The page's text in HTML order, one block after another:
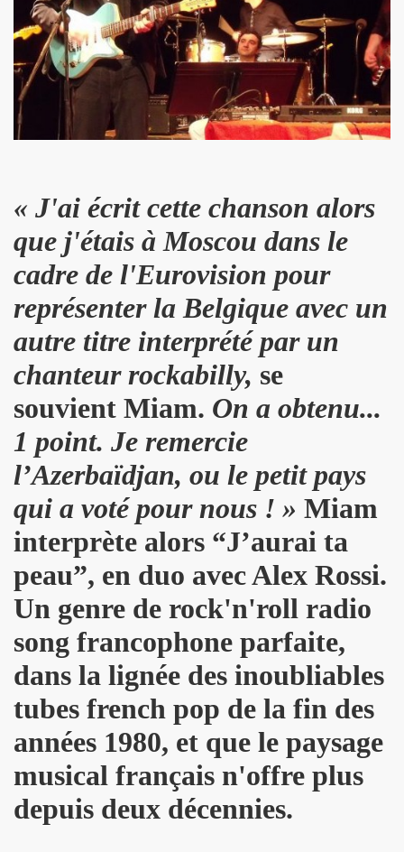
« J'ai écrit cette chanson alors
que j'étais à Moscou dans le
cadre de l'Eurovision pour
représenter la Belgique avec un
autre titre interprété par un
chanteur rockabilly, se
souvient Miam. On a obtenu...
1 point. Je remercie
l’Azerbaïdjan, ou le petit pays
qui a voté pour nous ! » Miam
interprète alors “J’aurai ta
peau”, en duo avec Alex Rossi.
Un genre de rock'n'roll radio
song francophone parfaite,
dans la lignée des inoubliables
tubes french pop de la fin des
années 1980, et que le paysage
musical français n'offre plus
depuis deux décennies.
SUR TERRE" au THEATRE EDOUARD VII
"THE NAMELESS SPECTACLE" (2011, avec
cinema speciale MARIE FRANCE (8 octobre 2011)
la 17e edition de "CHERIES-CHERIS" du 7 au 16
integral) de BIJOU SVP (PHILIPPE DAUGA) le 21
MIAM ET LES LOVED DRONES, JACQUES DUVALL,
au "Cafe-debat" autour de COPI le 2 avril 2011 au
"IL Y AVAIT UNE FOIS FREAKSVILLE" (2011).
en avant-premiere "LE BIJOU DE GAINSBOURG"
DRONES le 12 fevrier 2011 a l'INTERNATIONAL
de MARIE FRANCE le 9 fevrier 2011 au restaurant du
de "QUERELLE DE BREST", un musical de
le 25 decembre 2010 et le 1er janvier 2011.
du gala-diner annuel au profit de l'association AIDES
8 octobre 2010 a l UNDERBELLY CLUB a LONDRES.
septembre 2010 aux BOUFFES DU NORD (Paris).
6, 7 et 8 aout 2010 au festival "LES NUITS SECRETES"
le 20 juillet 2010 aux "TOILES DU SUD" a COTIGNAC
a NICE (06).
juin 2010 a l'EDEN ROC a ANTIBES (06).